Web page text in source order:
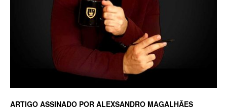
e
Luxo
ARTIGO ASSINADO POR ALEXSANDRO MAGALHÃES